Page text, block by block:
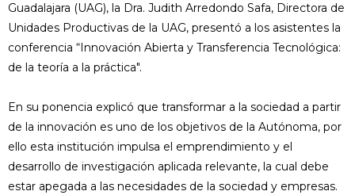
Guadalajara (UAG), la Dra. Judith Arredondo Safa, Directora de
Unidades Productivas de la UAG, presentó a los asistentes la
conferencia “Innovación Abierta y Transferencia Tecnológica:
de la teoría a la práctica".
En su ponencia explicó que transformar a la sociedad a partir
de la innovación es uno de los objetivos de la Autónoma, por
ello esta institución impulsa el emprendimiento y el
desarrollo de investigación aplicada relevante, la cual debe
estar apegada a las necesidades de la sociedad y empresas.